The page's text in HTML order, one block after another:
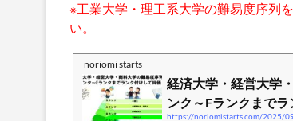
クまでランク付けして評価して
※工業大学・理工系大学の難易度序列
い。
noriomi starts
経済大学・経営大学
ンク～Fランクまで